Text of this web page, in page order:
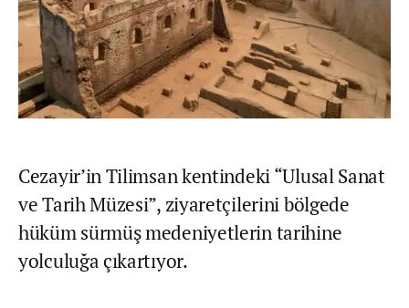
Cezayir’in Tilimsan kentindeki “Ulusal Sanat
ve Tarih Müzesi”, ziyaretçilerini bölgede
hüküm sürmüş medeniyetlerin tarihine
yolculuğa çıkartıyor.